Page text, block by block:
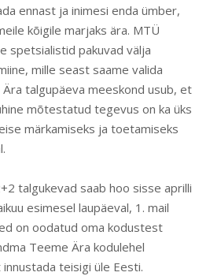
ennast ja inimesi enda ümber,
kõigile marjaks ära. MTÜ
spetsialistid pakuvad välja
mille seast saame valida
talgupäeva meeskond usub, et
mõtestatud tegevus on ka üks
märkamiseks ja toetamiseks
talgukevad saab hoo sisse aprilli
esimesel laupäeval, 1. mail
on oodatud oma kodustest
Teeme Ära kodulehel
innustada teisigi üle Eesti.